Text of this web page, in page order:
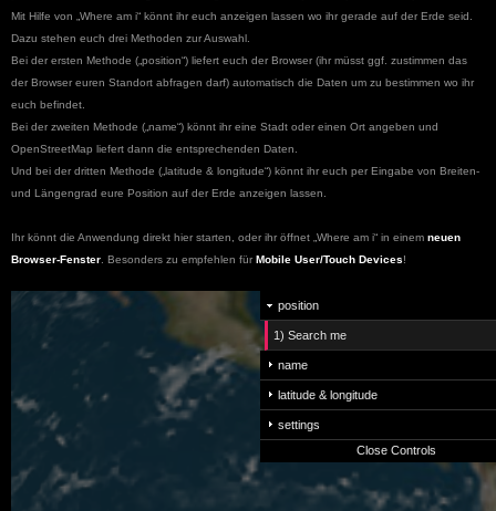
Mit Hilfe von „Where am i“ könnt ihr euch anzeigen lassen wo ihr gerade auf der Erde seid.
Dazu stehen euch drei Methoden zur Auswahl.
Bei der ersten Methode („position“) liefert euch der Browser (ihr müsst ggf. zustimmen das
der Browser euren Standort abfragen darf) automatisch die Daten um zu bestimmen wo ihr
euch befindet.
Bei der zweiten Methode („name“) könnt ihr eine Stadt oder einen Ort angeben und
OpenStreetMap liefert dann die entsprechenden Daten.
Und bei der dritten Methode („latitude & longitude“) könnt ihr euch per Eingabe von Breiten-
und Längengrad eure Position auf der Erde anzeigen lassen.
Ihr könnt die Anwendung direkt hier starten, oder ihr öffnet „Where am i“ in einem neuen
Browser-Fenster Besonders zu empfehlen für Mobile User/Touch Devices!